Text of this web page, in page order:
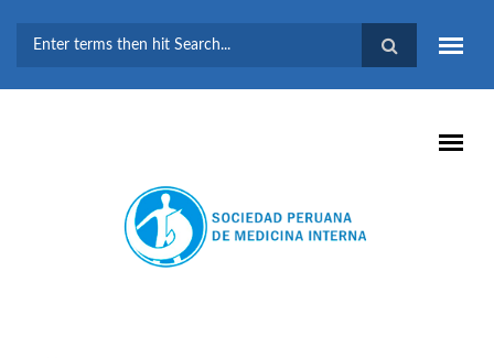
BÚSQUEDA